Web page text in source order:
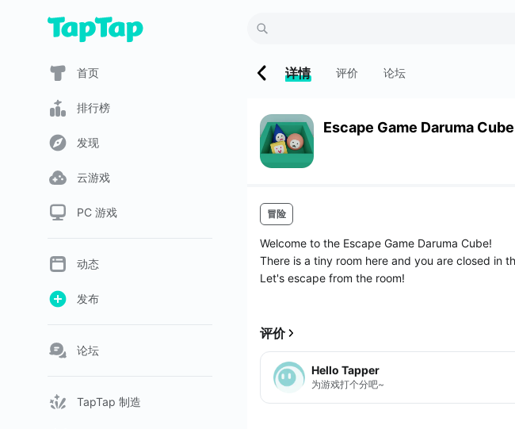
首页
排行榜
发现
云游戏
PC 游戏
动态
发布
论坛
TapTap 制造
详情 评价 论坛
Escape Game Daruma Cube
冒险
Welcome to the Escape Game Daruma Cube!
There is a tiny room here and you are closed in
Let's escape from the room!
评价
Hello Tapper
为游戏打个分吧~